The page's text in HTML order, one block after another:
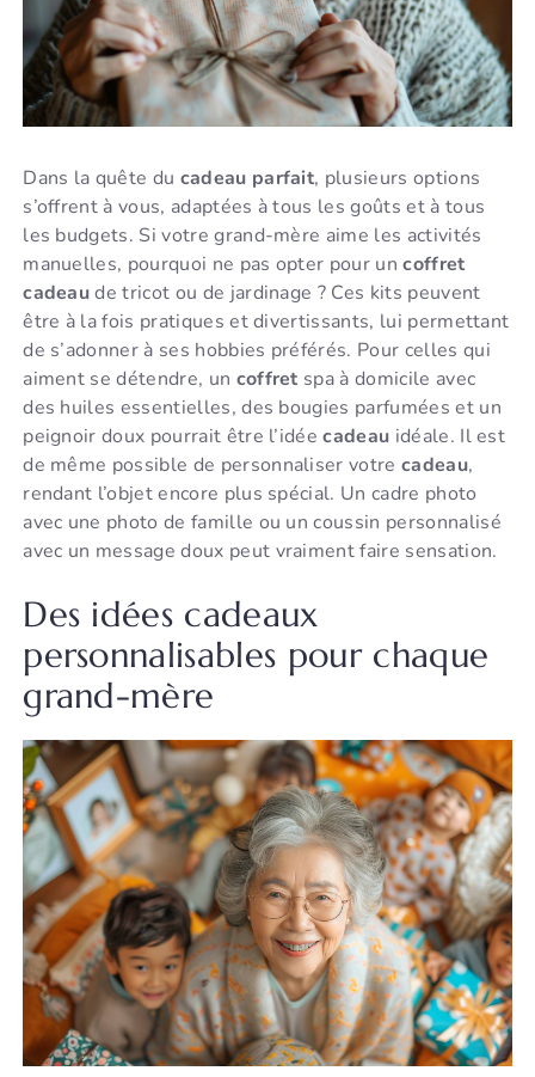
Dans la quête du cadeau parfait, plusieurs options
s’offrent à vous, adaptées à tous les goûts et à tous
les budgets. Si votre grand-mère aime les activités
manuelles, pourquoi ne pas opter pour uncoffret
cadeaude tricot ou de jardinage ? Ces kits peuvent
être à la fois pratiques et divertissants, lui permettant
de s’adonner à ses hobbies préférés. Pour celles qui
aiment se détendre, un coffret spa à domicile avec
des huiles essentielles, des bougies parfumées et un
peignoir doux pourrait être l’idéecadeau idéale. Il est
de même possible de personnaliser votre cadeau,
rendant l’objet encore plus spécial. Un cadre photo
avec une photo de famille ou un coussin personnalisé
avec un message doux peut vraiment faire sensation.
Des idées cadeaux
personnalisables pour chaque
grand-mère